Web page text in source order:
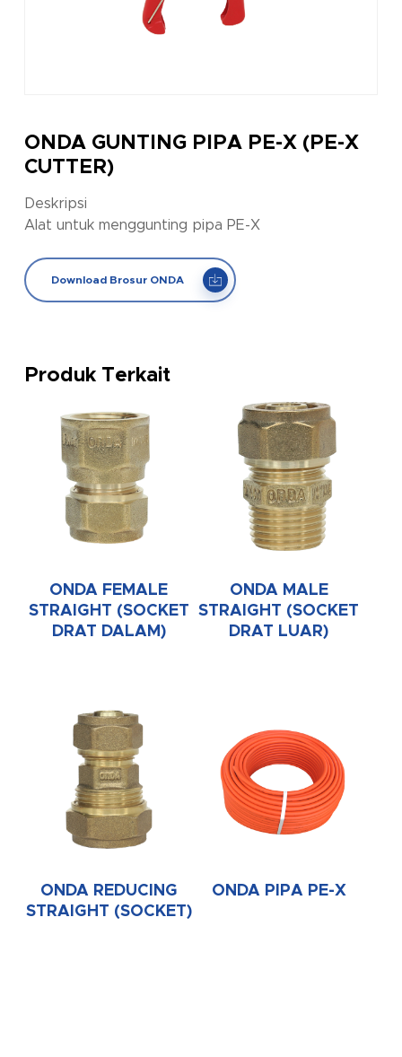
ONDA GUNTING PIPA PE-X (PE-X
CUTTER)
Deskripsi
Alat untuk menggunting pipa PE-X
Download Brosur ONDA
Produk Terkait
ONDA FEMALE
STRAIGHT (SOCKET
DRAT DALAM)
ONDA MALE
STRAIGHT (SOCKET
DRAT LUAR)
ONDA REDUCING
STRAIGHT (SOCKET)
ONDA PIPA PE-X